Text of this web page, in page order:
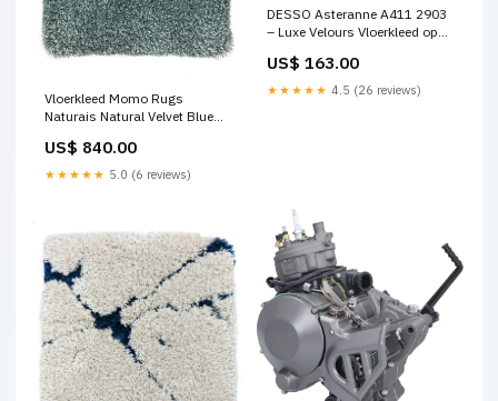
Vloerkleed Momo Rugs
Naturais Natural Velvet Blue
US$ 840.00
★★★★★ 5.0 (6 reviews)
DESSO Asteranne A411 2903
– Luxe Velours Vloerkleed op
US$ 163.00
★★★★★ 4.5 (26 reviews)